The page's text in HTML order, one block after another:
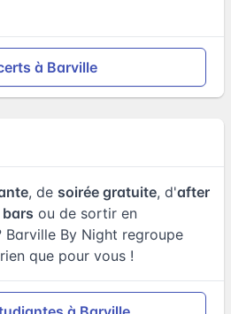
à Barville
, de soirée gratuite, d'after
bars ou de sortir en
Barville By Night regroupe
rien que pour vous !